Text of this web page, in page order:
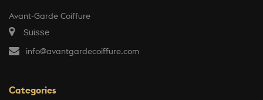
Avant-Garde Coiffure
Suisse
info@avantgardecoiffure.com
Categories